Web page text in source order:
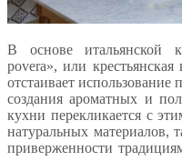
В основе итальянской
povera», или
отстаивает
создания ароматных и
кухни перекликается с
натуральных материалов,
приверженности